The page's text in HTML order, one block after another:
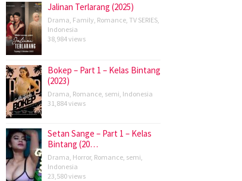
Jalinan Terlarang (2025)
Drama Family Romance TV SERIES
Indonesia
38,984 views
Bokep – Part 1 – Kelas Bintang
(2023)
Drama Romance semi Indonesia
31,884 views
Setan Sange – Part 1 – Kelas
Bintang (20…
Drama Horror, Romance semi
Indonesia
23,580 views